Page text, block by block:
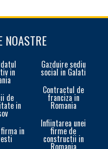
NOASTRE
in
de
in
in
Gazduire sediu
social in Galati
Contractul de
franciza in
Romania
Infiintarea unei
firme de
constructii in